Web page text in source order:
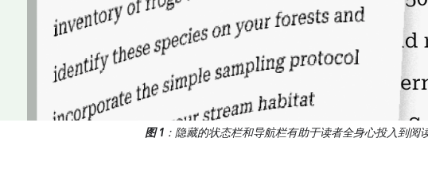
图 1：隐藏的状态栏和导航栏有助于读者全身心投入到阅